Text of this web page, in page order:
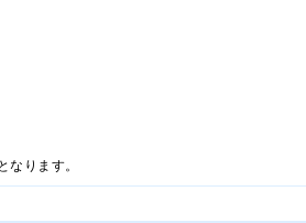
ります。